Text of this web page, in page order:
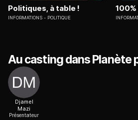
Politiques, à table !
INFORMATIONS POLITIQUE
Au casting dans Planète
Djamel
Mazi
Présentateur